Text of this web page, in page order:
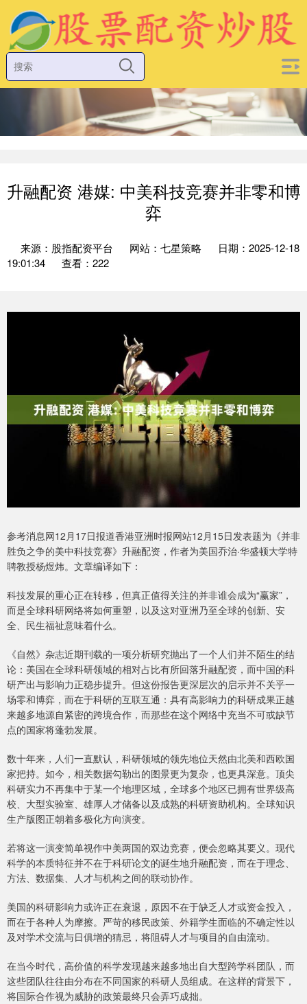
升融配资 港媒: 中美科技竞赛并非零和博
弈
来源：股指配资平台 网站：七星策略
日期：2025-12-18
19:01:34
查看：222
参考消息网12月17日报道香港亚洲时报网站12月15日发表题为《并非
胜负之争的美中科技竞赛》升融配资，作者为美国乔治·华盛顿大学特
聘教授杨煜炜。文章编译如下：
科技发展的重心正在转移，但真正值得关注的并非谁会成为“赢家”，
而是全球科研网络将如何重塑，以及这对亚洲乃至全球的创新、安
全、民生福祉意味着什么。
《自然》杂志近期刊载的一项分析研究抛出了一个人们并不陌生的结
论：美国在全球科研领域的相对占比有所回落升融配资，而中国的科
研产出与影响力正稳步提升。但这份报告更深层次的启示并不关乎一
场零和博弈，而在于科研的互联互通：具有高影响力的科研成果正越
来越多地源自紧密的跨境合作，而那些在这个网络中充当不可或缺节
点的国家将蓬勃发展。
数十年来，人们一直默认，科研领域的领先地位天然由北美和西欧国
家把持。如今，相关数据勾勒出的图景更为复杂，也更具深意。顶尖
科研实力不再集中于某一个地理区域，全球多个地区已拥有世界级高
校、大型实验室、雄厚人才储备以及成熟的科研资助机构。全球知识
生产版图正朝着多极化方向演变。
若将这一演变简单视作中美两国的双边竞赛，便会忽略其要义。现代
科学的本质特征并不在于科研论文的诞生地升融配资，而在于理念、
方法、数据集、人才与机构之间的联动协作。
美国的科研影响力或许正在衰退，原因不在于缺乏人才或资金投入，
而在于各种人为摩擦。严苛的移民政策、外籍学生面临的不确定性以
及对学术交流与日俱增的猜忌，将阻碍人才与项目的自由流动。
在当今时代，高价值的科学发现越来越多地出自大型跨学科团队，而
这些团队往往由分布在不同国家的科研人员组成。在这样的背景下，
将国际合作视为威胁的政策最终只会弄巧成拙。